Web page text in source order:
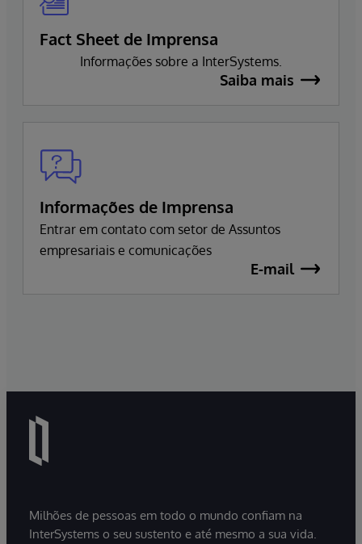
Fact Sheet de Imprensa
Informações sobre a InterSystems.
Saiba mais
Informações de Imprensa
Entrar em contato com setor de Assuntos
empresariais e comunicações
E-mail
Milhões de pessoas em todo o mundo confiam na
InterSystems o seu sustento e até mesmo a sua vida.